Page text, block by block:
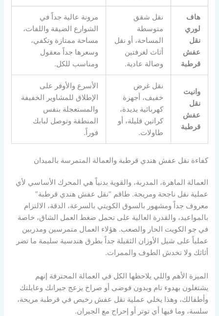
هاف
لوري
نقل
عفش
قرطبة
نقل شقق
متوسطة
المساحة، أو نقل
أثاث لغرفتين
وصالة عادية.
مرونة عالية جداً في
الشوارع الضيقة واللفات،
مساحة ممتازة وتكفي،
وسعرها جداً معقول
ومناسب للكل.
وانيت
نقل
عفش
قرطبة
نقل غرض
خفيف، أجهزة
كهربائية يديدة،
كراتين قليلة، أو
طاولات.
الأسرع والأوفر على
الإطلاق للمشاوير الخفيفة
والمستعجلة بنفس
المنطقة وتوصل لبابك
فوراً.
كفاءة نقل عفش هندي قرطبة والعمالة المتمرسة بالميدان
العمالة الماهرة، المدربة، والقوية بدنياً هي المحرك الأساسي لأي
عملية نقل ناجحة ومريحة. طاقم “نقل عفش هندي قرطبة”
معروف جداً ومشهور بالسوق الكويتي بالسرعة، الدقة، الالتزام
بالمواعيد، والقدرة العالية على تحمل ضغط العمل الشاق، خاصة
في جو الكويت الحار والصعب. هؤلاء العمال متمرسين ومدربين
عملياً على شيل الأوزان الثقيلة جداً بطرق هندسية سليمة ما تضر
أثاثك ولا تخدش الطوف والممرات.
الميزة الأهم واللي يلاحظها الكل في العمالة المحترفة إنهم
يشتغلون بهدوء تام وبدون فوضى أو صراخ يزعج جيرانك وعايلتك
وأطفالك، وهذا يخلي عملية نقل عفش رخيص في قرطبة مريحة،
سلسة، وما فيها أي توتر أو إحراج مع الجيران.